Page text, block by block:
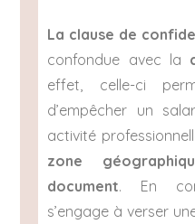
La clause de
confondue avec la
effet, celle-ci
d’empêcher un
activité
zone
document. En
s’engage à verser